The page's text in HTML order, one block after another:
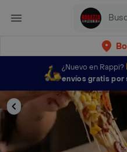
¿Nuevo en Rappi?
envíos gratis por